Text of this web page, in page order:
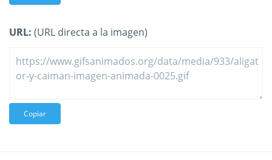
URL: (URL directa a la imagen)
Copiar